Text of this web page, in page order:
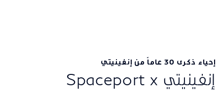
إحياء ذكرى 30 عاماً من إنفينيتي
إنفينيتي Spaceport x